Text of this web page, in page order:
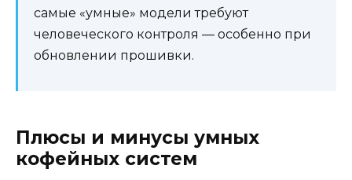
самые «умные» модели требуют
человеческого контроля — особенно при
обновлении прошивки.
Плюсы и минусы умных
кофейных систем